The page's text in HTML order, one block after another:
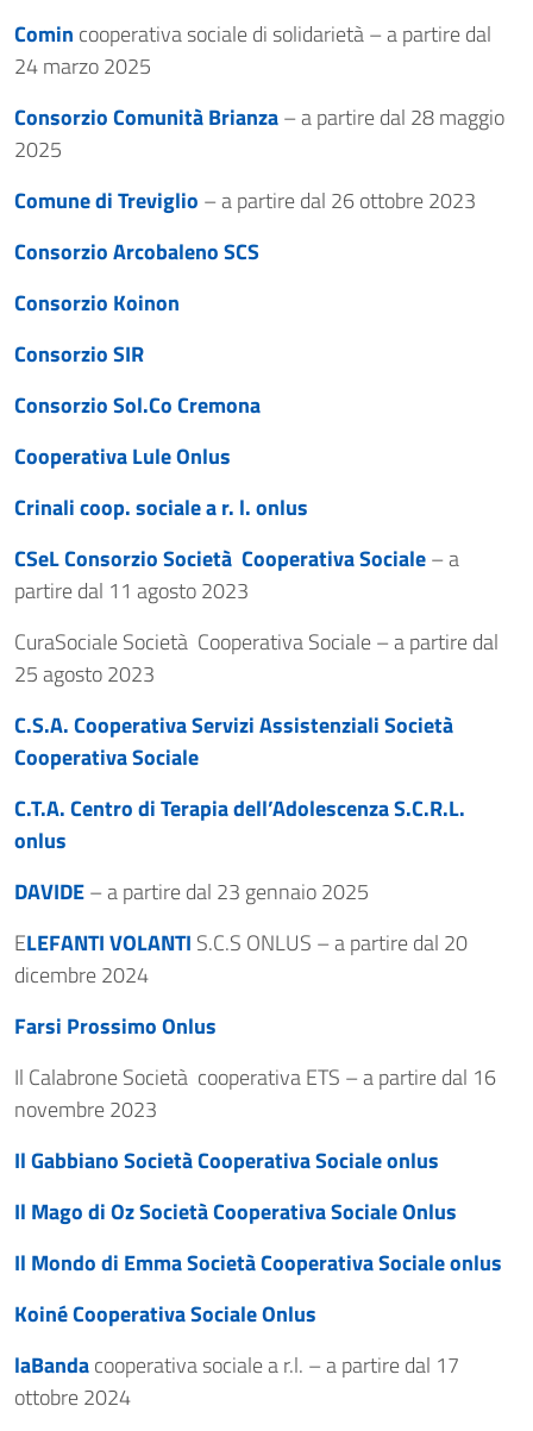
Comin cooperativa sociale di solidarietà – a partire dal
24 marzo 2025
Consorzio Comunità Brianza– a partire dal 28 maggio
2025
Comune di Treviglio – a partire dal 26 ottobre 2023
Consorzio Arcobaleno SCS
Consorzio Koinon
Consorzio SIR
Consorzio Sol.Co Cremona
Cooperativa Lule Onlus
Crinali coop. sociale a r. l. onlus
CSeL Consorzio Società Cooperativa Sociale– a
partire dal 11 agosto 2023
CuraSociale Società Cooperativa Sociale – a partire dal
25 agosto 2023
C.S.A. Cooperativa Servizi Assistenziali Società
Cooperativa Sociale
C.T.A. Centro di Terapia dell’Adolescenza S.C.R.L.
onlus
DAVIDE– a partire dal 23 gennaio 2025
ELEFANTI VOLANTI S.C.S ONLUS – a partire dal 20
dicembre 2024
Farsi Prossimo Onlus
Il Calabrone Società cooperativa ETS – a partire dal 16
novembre 2023
Il Gabbiano Società Cooperativa Sociale onlus
Il Mago di Oz Società Cooperativa Sociale Onlus
Il Mondo di Emma Società Cooperativa Sociale onlus
Koiné Cooperativa Sociale Onlus
laBandacooperativa sociale a r.l. – a partire dal 17
ottobre 2024